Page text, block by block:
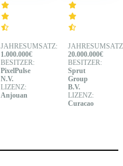
JAHRESUMSATZ:
1.000.000€
BESITZER:
PixelPulse
N.V.
LIZENZ:
Anjouan
20.000.000€
BESITZER:
Sprut
Group
B.V.
LIZENZ:
Curacao